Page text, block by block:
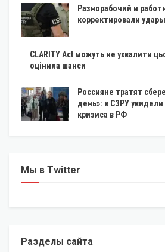
Разнорабочий и
корректировали
CLARITY Act можуть не ухвалити
оцінила шанси
Россияне тратят
день»: в СЗРУ
кризиса в РФ
Мы в Twitter
Разделы сайта